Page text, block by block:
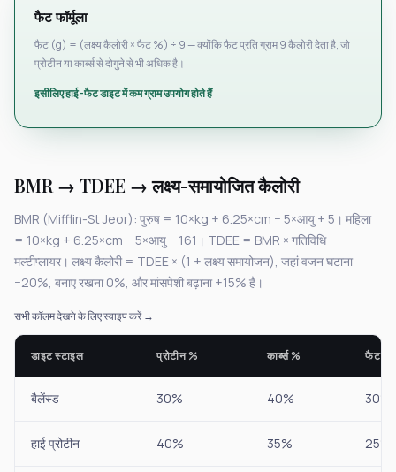
फैट फॉर्मूला
फैट (g) = (लक्ष्य कैलोरी × फैट %) ÷ 9 — क्योंकि फैट प्रति ग्राम 9 कैलोरी देता है, जो
प्रोटीन या कार्ब्स से दोगुने से भी अधिक है।
इसीलिए हाई-फैट डाइट में कम ग्राम उपयोग होते हैं
BMR → TDEE → लक्ष्य-समायोजित कैलोरी
BMR (Mifflin-St Jeor): पुरुष = 10×kg + 6.25×cm − 5×आयु + 5। महिला
= 10×kg + 6.25×cm − 5×आयु − 161। TDEE = BMR × गतिविधि
मल्टीप्लायर। लक्ष्य कैलोरी = TDEE × (1 + लक्ष्य समायोजन), जहां वजन घटाना
−20%, बनाए रखना 0%, और मांसपेशी बढ़ाना +15% है।
सभी कॉलम देखने के लिए स्वाइप करें →
डाइट स्टाइल प्रोटीन % कार्ब्स % फैट %
बैलेंस्ड 30% 40% 30%
हाई प्रोटीन 40% 35% 25%